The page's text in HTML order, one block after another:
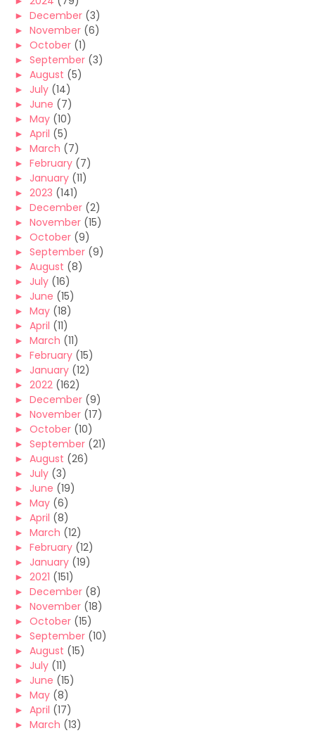
► December (3)
► November (6)
► October (1)
► September (3)
► August (5)
► July (14)
► June (7)
► May (10)
► April (5)
► March (7)
► February (7)
► January (11)
► 2023 (141)
► December (2)
► November (15)
► October (9)
► September (9)
► August (8)
► July (16)
► June (15)
► May (18)
► April (11)
► March (11)
► February (15)
► January (12)
► 2022 (162)
► December (9)
► November (17)
► October (10)
► September (21)
► August (26)
► July (3)
► June (19)
► May (6)
► April (8)
► March (12)
► February (12)
► January (19)
► 2021 (151)
► December (8)
► November (18)
► October (15)
► September (10)
► August (15)
► July (11)
► June (15)
► May (8)
► April (17)
► March (13)